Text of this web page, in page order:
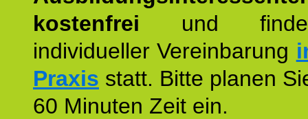
kostenfrei und
individueller Vereinbarung
Praxis statt. Bitte planen
60 Minuten Zeit ein.